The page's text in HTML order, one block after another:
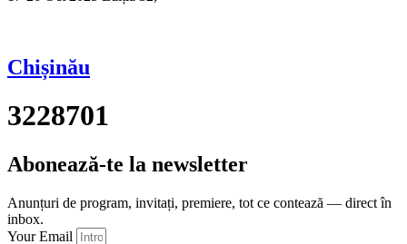
Chișinău
3228701
Abonează-te la newsletter
Anunțuri de program, invitați, premiere, tot ce contează — direct în
inbox.
Your Email